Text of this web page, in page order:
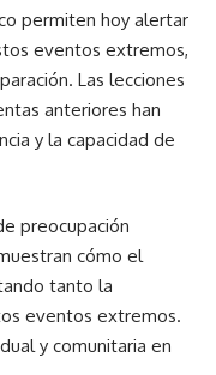
permiten hoy alertar
eventos extremos,
Las lecciones
anteriores han
y la capacidad de
preocupación
cómo el
tanto la
eventos extremos.
y comunitaria en